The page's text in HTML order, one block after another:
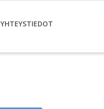
YHTEYSTIEDOT